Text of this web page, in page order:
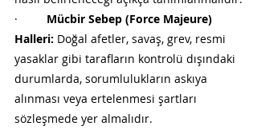
· Mücbir Sebep (Force Majeure)
Halleri: Doğal afetler, savaş, grev, resmi
yasaklar gibi tarafların kontrolü dışındaki
durumlarda, sorumlulukların askıya
alınması veya ertelenmesi şartları
sözleşmede yer almalıdır.